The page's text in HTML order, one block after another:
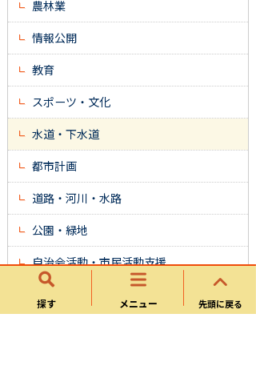
探す メニュー 先頭に戻る
農林業
情報公開
教育
スポーツ・文化
水道・下水道
都市計画
道路・河川・水路
公園・緑地
自治会活動・市民活動支援